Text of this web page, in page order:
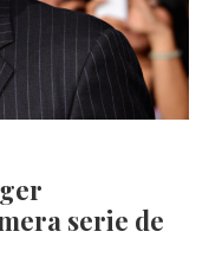
serie de